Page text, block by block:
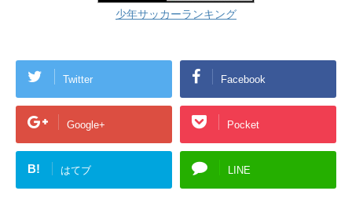
少年サッカーランキング
Twitter Facebook
Google+ Pocket
B! はてブ LINE